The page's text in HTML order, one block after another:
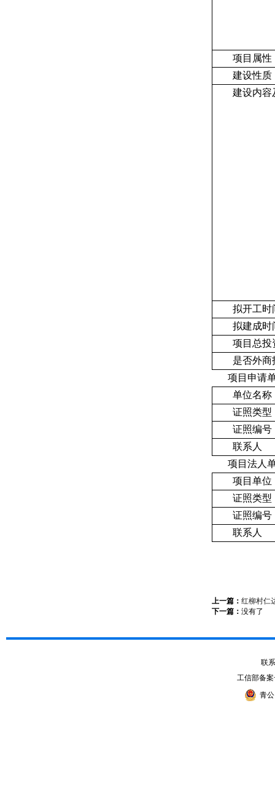
项目属性
建设性质
建设内容
拟开工时
拟建成时
项目总投
是否外商
项目申请
单位名称
证照类型
证照编号
联系人
项目法人
项目单位
证照类型
证照编号
联系人
上一篇： 红柳村仁
下一篇： 没有了
联
工信部备
青公